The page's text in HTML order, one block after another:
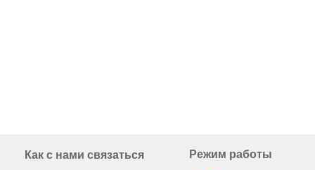
Как с нами связаться Режим работы